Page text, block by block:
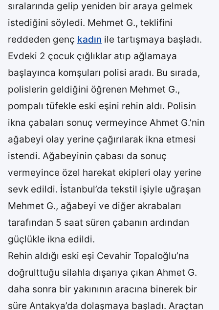
sıralarında gelip yeniden bir araya gelmek
istediğini söyledi. Mehmet G., teklifini
reddeden genç kadın ile tartışmaya başladı.
Evdeki 2 çocuk çığlıklar atıp ağlamaya
başlayınca komşuları polisi aradı. Bu sırada,
polislerin geldiğini öğrenen Mehmet G.,
pompalı tüfekle eski eşini rehin aldı. Polisin
ikna çabaları sonuç vermeyince Ahmet G.’nin
ağabeyi olay yerine çağırılarak ikna etmesi
istendi. Ağabeyinin çabası da sonuç
vermeyince özel harekat ekipleri olay yerine
sevk edildi. İstanbul’da tekstil işiyle uğraşan
Mehmet G., ağabeyi ve diğer akrabaları
tarafından 5 saat süren çabanın ardından
güçlükle ikna edildi.
Rehin aldığı eski eşi Cevahir Topaloğlu’na
doğrulttuğu silahla dışarıya çıkan Ahmet G.
daha sonra bir yakınının aracına binerek bir
süre Antakya’da dolaşmaya başladı. Araçtan